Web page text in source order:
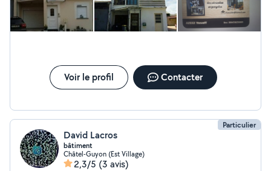
Voir le profil Contacter
Particulier
David Lacros
bâtiment
Châtel-Guyon (Est Village)
2,3/5 (3 avis)